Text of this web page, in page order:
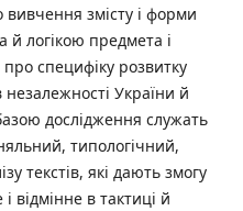
вивчення змісту і форми
й логікою предмета і
про специфіку розвитку
незалежності України й
дослідження служать
типологічний,
текстів, які дають змогу
відмінне в тактиці й